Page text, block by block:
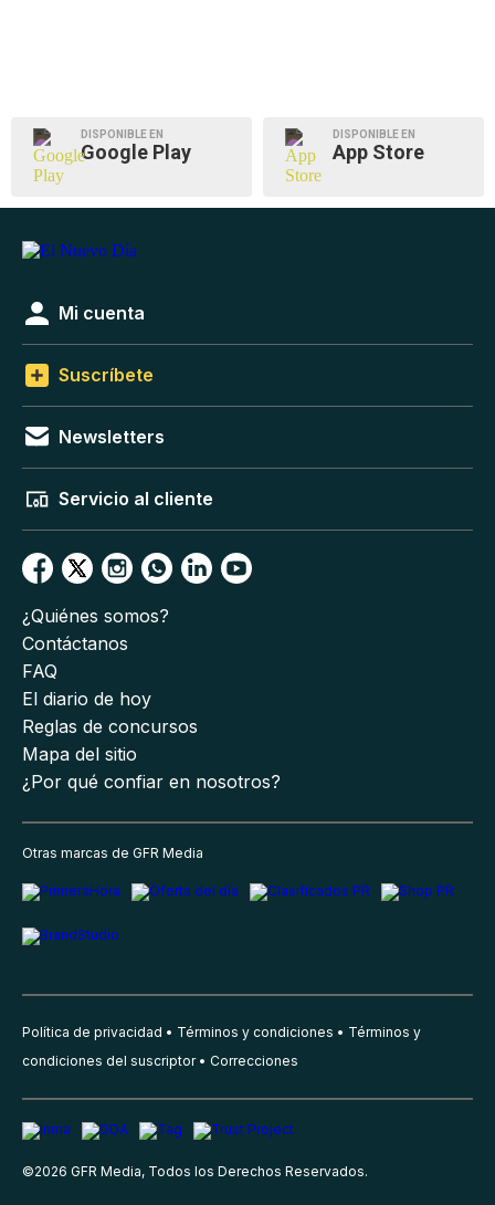
DISPONIBLE EN
Google Play
DISPONIBLE EN
App Store
Mi cuenta
Suscríbete
Newsletters
Servicio al cliente
¿Quiénes somos?
Contáctanos
FAQ
El diario de hoy
Reglas de concursos
Mapa del sitio
¿Por qué confiar en nosotros?
Otras marcas de GFR Media
Política de privacidad Términos y condiciones
Términos y
condiciones del suscriptor
Correcciones
©2026 GFR Media, Todos los Derechos Reservados.